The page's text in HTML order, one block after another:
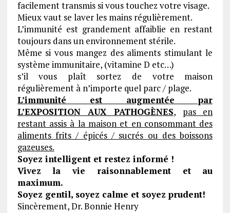
facilement transmis si vous touchez votre visage.
Mieux vaut se laver les mains régulièrement.
L’immunité est grandement affaiblie en restant
toujours dans un environnement stérile.
Même si vous mangez des aliments stimulant le
système immunitaire, (vitamine D etc…)
s’il vous plaît sortez de votre maison
régulièrement à n’importe quel parc / plage.
L’immunité est augmentée par
L’EXPOSITION AUX PATHOGÈNES, pas en
restant assis à la maison et en consommant des
aliments frits / épicés / sucrés ou des boissons
gazeuses.
Soyez intelligent et restez informé !
Vivez la vie raisonnablement et au
maximum.
Soyez gentil, soyez calme et soyez prudent!
Sincèrement, Dr. Bonnie Henry